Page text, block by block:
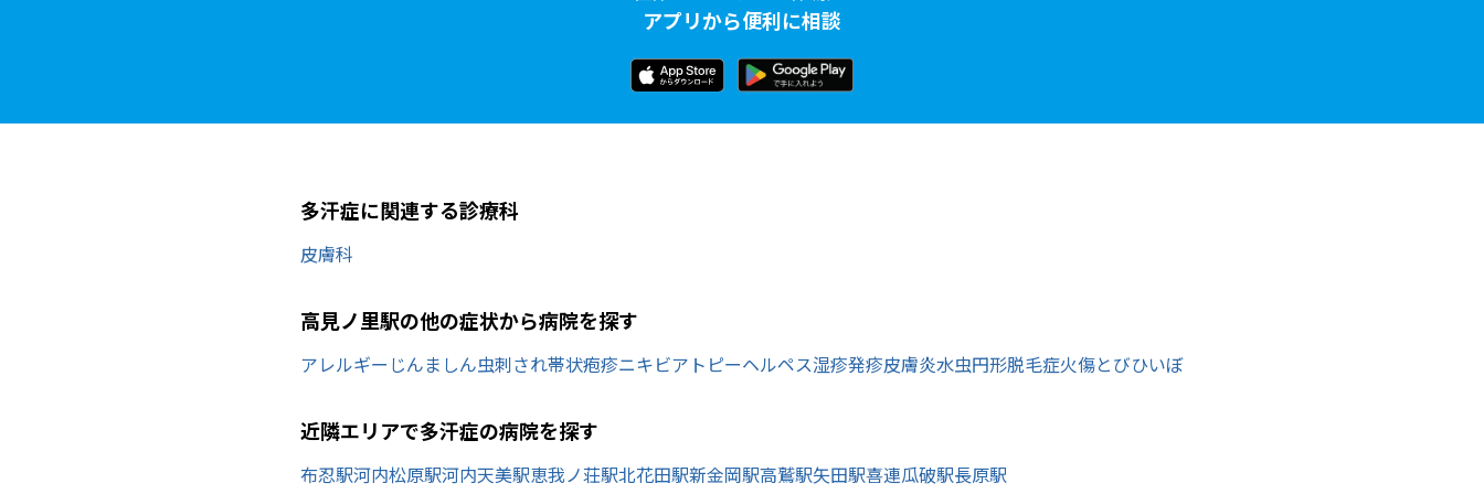
アプリから便利に相談
多汗症に関連する診療科
皮膚科
高見ノ里駅の他の症状から病院を探す
アレルギー じんましん虫刺され帯状疱疹ニキビアトピーヘルペス湿疹発疹皮膚炎水虫円形脱毛症火傷とびひいぼ
近隣エリアで多汗症の病院を探す
布忍駅河内松原駅河内天美駅恵我ノ荘駅北花田駅新金岡駅高鷲駅矢田駅喜連瓜破駅長原駅